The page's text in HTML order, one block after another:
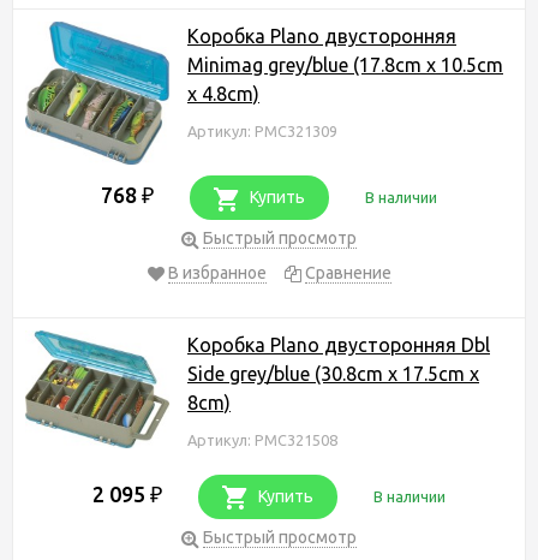
Коробка Plano двусторонняя
Minimag grey/blue (17.8cm x 10.5cm
x 4.8cm)
Артикул: PMC321309
768 ₽ Купить В наличии
Быстрый просмотр
В избранное
Сравнение
Коробка Plano двусторонняя Dbl
Side grey/blue (30.8cm x 17.5cm x
8cm)
Артикул: PMC321508
2 095 ₽ Купить В наличии
Быстрый просмотр